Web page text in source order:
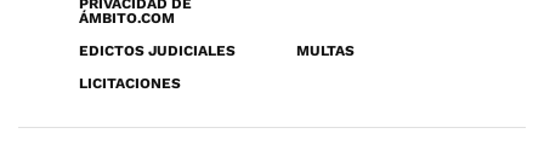
ÁMBITO.COM
EDICTOS JUDICIALES
MULTAS
LICITACIONES